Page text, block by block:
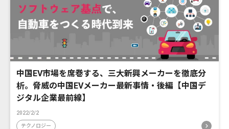
中国EV市場を席巻する、三大新興メーカーを徹底分
析。脅威の中国EVメーカー最新事情・後編【中国デ
ジタル企業最前線】
2022/2/2
テクノロジー